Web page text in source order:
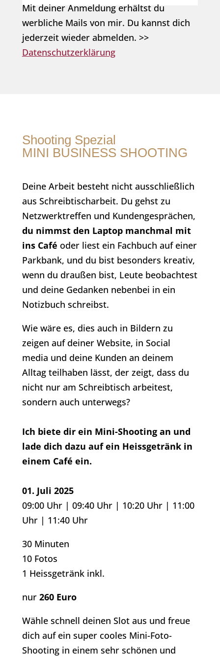
Mit deiner Anmeldung erhältst du
werbliche Mails von mir. Du kannst dich
jederzeit wieder abmelden. >>
Datenschutzerklärung
Shooting Spezial
MINI BUSINESS SHOOTING
Deine Arbeit besteht nicht ausschließlich
aus Schreibtischarbeit. Du gehst zu
Netzwerktreffen und Kundengesprächen,
du nimmst den Laptop manchmal mit
ins Café oder liest ein Fachbuch auf einer
Parkbank, und du bist besonders kreativ,
wenn du draußen bist, Leute beobachtest
und deine Gedanken nebenbei in ein
Notizbuch schreibst.
Wie wäre es, dies auch in Bildern zu
zeigen auf deiner Website, in Social
media und deine Kunden an deinem
Alltag teilhaben lässt, der zeigt, dass du
nicht nur am Schreibtisch arbeitest,
sondern auch unterwegs?
Ich biete dir ein Mini-Shooting an und
lade dich dazu auf ein Heissgetränk in
einem Café ein.
01. Juli 2025
09:00 Uhr | 09:40 Uhr | 10:20 Uhr | 11:00
Uhr | 11:40 Uhr
30 Minuten
10 Fotos
1 Heissgetränk inkl.
nur 260 Euro
Wähle schnell deinen Slot aus und freue
dich auf ein super cooles Mini-Foto-
Shooting in einem sehr schönen und